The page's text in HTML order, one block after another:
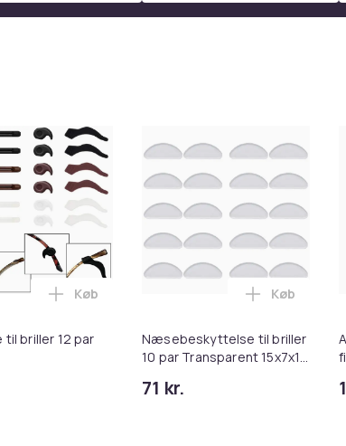
5 par (15 mm) i kurven
korte og fingerløse - Brun i kurven
briller 12 par
Læg Ørekroge til briller 12 par i kurven
Køb
Næsebeskyttelse til briller
10 par Transparent 15x7x1
71 kr.
Læg
Køb